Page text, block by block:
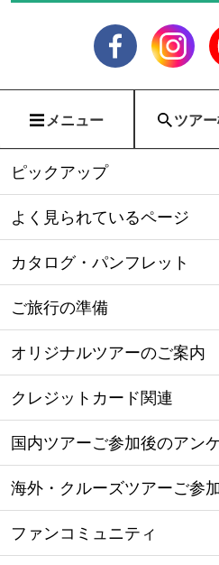
メニュー ツア
ピックアップ
よく見られているページ
カタログ・パンフレット
ご旅行の準備
オリジナルツアーのご案内
クレジットカード関連
国内ツアーご参加後のアン
海外・クルーズツアーご参
ファンコミュニティ